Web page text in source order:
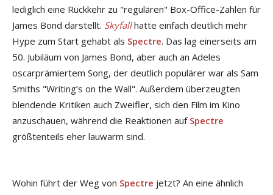
lediglich eine Rückkehr zu "regulären" Box-Office-Zahlen für
James Bond darstellt. Skyfallhatte einfach deutlich mehr
Hype zum Start gehabt als Spectre. Das lag einerseits am
50. Jubiläum von James Bond, aber auch an Adeles
oscarprämiertem Song, der deutlich populärer war als Sam
Smiths "Writing’s on the Wall". Außerdem überzeugten
blendende Kritiken auch Zweifler, sich den Film im Kino
anzuschauen, während die Reaktionen auf Spectre
größtenteils eher lauwarm sind.
Wohin führt der Weg von Spectre jetzt? An eine ähnlich